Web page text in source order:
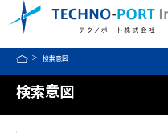
検索意図
検索意図